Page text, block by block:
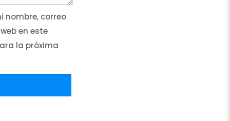
nombre, correo
en este
la próxima